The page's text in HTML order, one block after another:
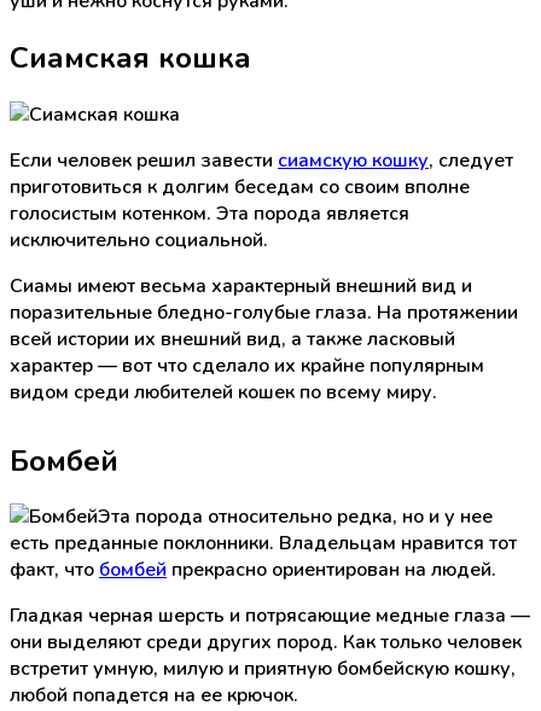
Сиамская кошка
Если человек решил завести сиамскую кошку, следует
приготовиться к долгим беседам со своим вполне
голосистым котенком. Эта порода является
исключительно социальной.
Сиамы имеют весьма характерный внешний вид и
поразительные бледно-голубые глаза. На протяжении
всей истории их внешний вид, а также ласковый
характер — вот что сделало их крайне популярным
видом среди любителей кошек по всему миру.
Бомбей
Эта порода относительно редка, но и у нее
есть преданные поклонники. Владельцам нравится тот
факт, чтобомбей прекрасно ориентирован на людей.
Гладкая черная шерсть и потрясающие медные глаза —
они выделяют среди других пород. Как только человек
встретит умную, милую и приятную бомбейскую кошку,
любой попадется на ее крючок.